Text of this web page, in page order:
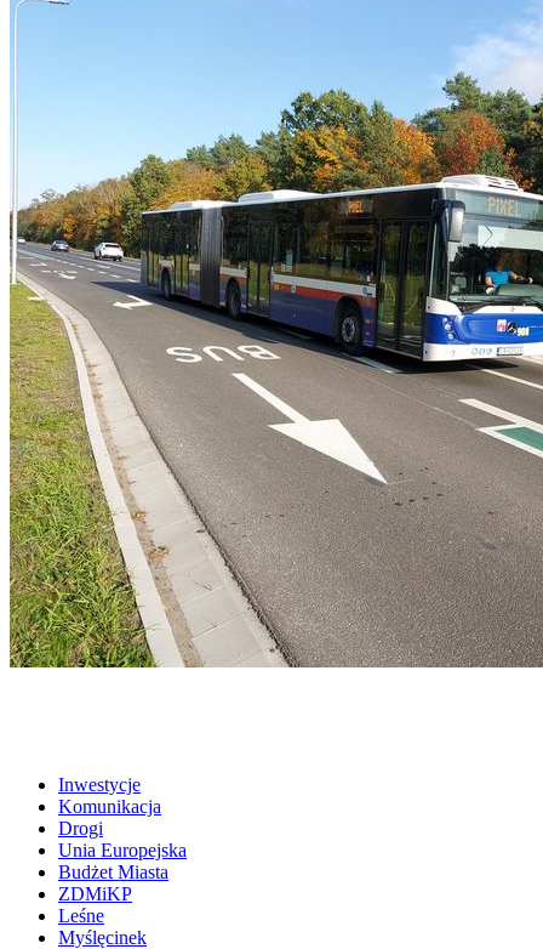
Inwestycje
Komunikacja
Drogi
Unia Europejska
Budżet Miasta
ZDMiKP
Leśne
Myślęcinek